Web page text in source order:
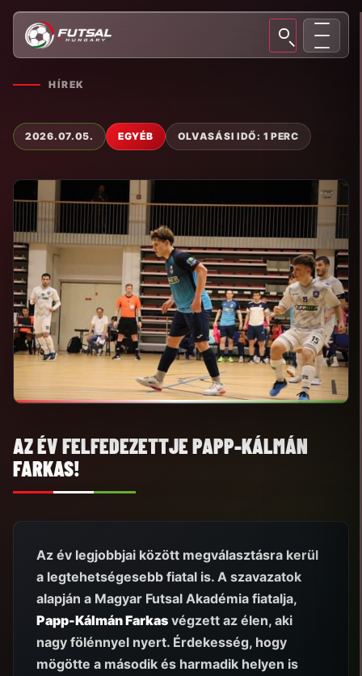
HÍREK
2026.07.05. EGYÉB OLVASÁSI IDŐ: 1 PERC
AZ ÉV FELFEDEZETTJE PAPP-KÁLMÁN
FARKAS!
Az év legjobbjai között megválasztásra kerül
a legtehetségesebb fiatal is. A szavazatok
alapján a Magyar Futsal Akadémia fiatalja,
Papp-Kálmán Farkas végzett az élen, aki
nagy fölénnyel nyert. Érdekesség, hogy
mögötte a második és harmadik helyen is